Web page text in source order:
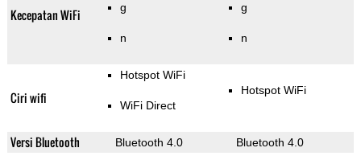
Kecepatan WiFi g
n
g
n
Ciri wifi
Hotspot WiFi
WiFi Direct
Hotspot WiFi
Versi Bluetooth Bluetooth 4.0 Bluetooth 4.0